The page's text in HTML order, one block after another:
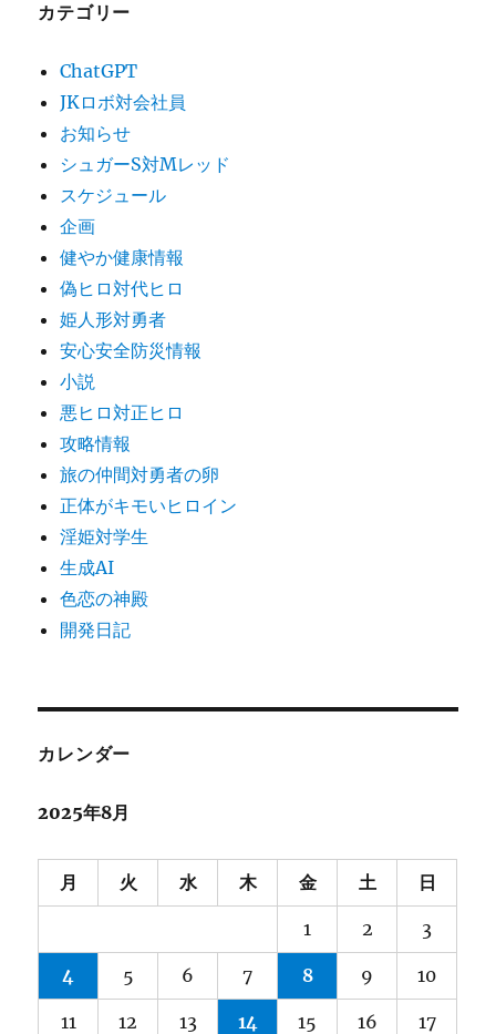
カテゴリー
ChatGPT
JKロボ対会社員
お知らせ
シュガーS対Mレッド
スケジュール
企画
健やか健康情報
偽ヒロ対代ヒロ
姫人形対勇者
安心安全防災情報
小説
悪ヒロ対正ヒロ
攻略情報
旅の仲間対勇者の卵
正体がキモいヒロイン
淫姫対学生
生成AI
色恋の神殿
開発日記
カレンダー
2025年8月
月 火 水 木 金 土 日
1 2 3
4 5 6 7 8 9 10
11 12 13 14 15 16 17